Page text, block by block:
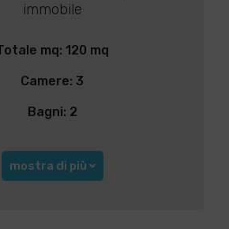
immobile
mq: 120 mq
Camere: 3
Bagni: 2
mostra di più